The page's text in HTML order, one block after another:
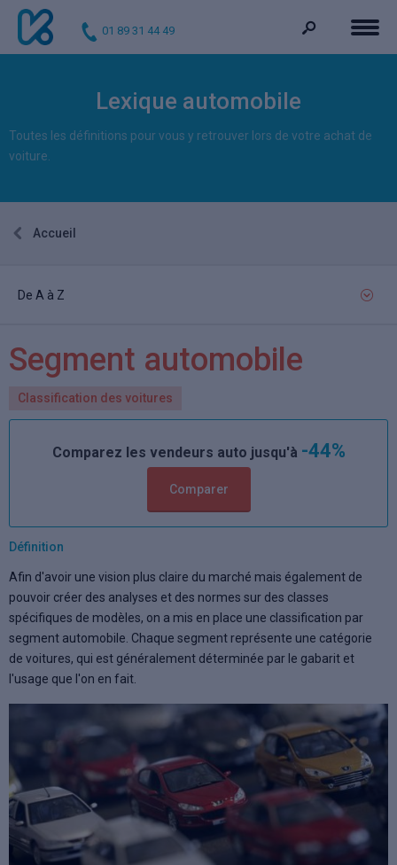
01 89 31 44 49
Lexique automobile
Toutes les définitions pour vous y retrouver lors de votre achat de
voiture.
Accueil
De A à Z
Segment automobile
Classification des voitures
Comparez les vendeurs auto jusqu'à -44%
Comparer
Définition
Afin d'avoir une vision plus claire du marché mais également de
pouvoir créer des analyses et des normes sur des classes
spécifiques de modèles, on a mis en place une classification par
segment automobile. Chaque segment représente une catégorie
de voitures, qui est généralement déterminée par le gabarit et
l'usage que l'on en fait.